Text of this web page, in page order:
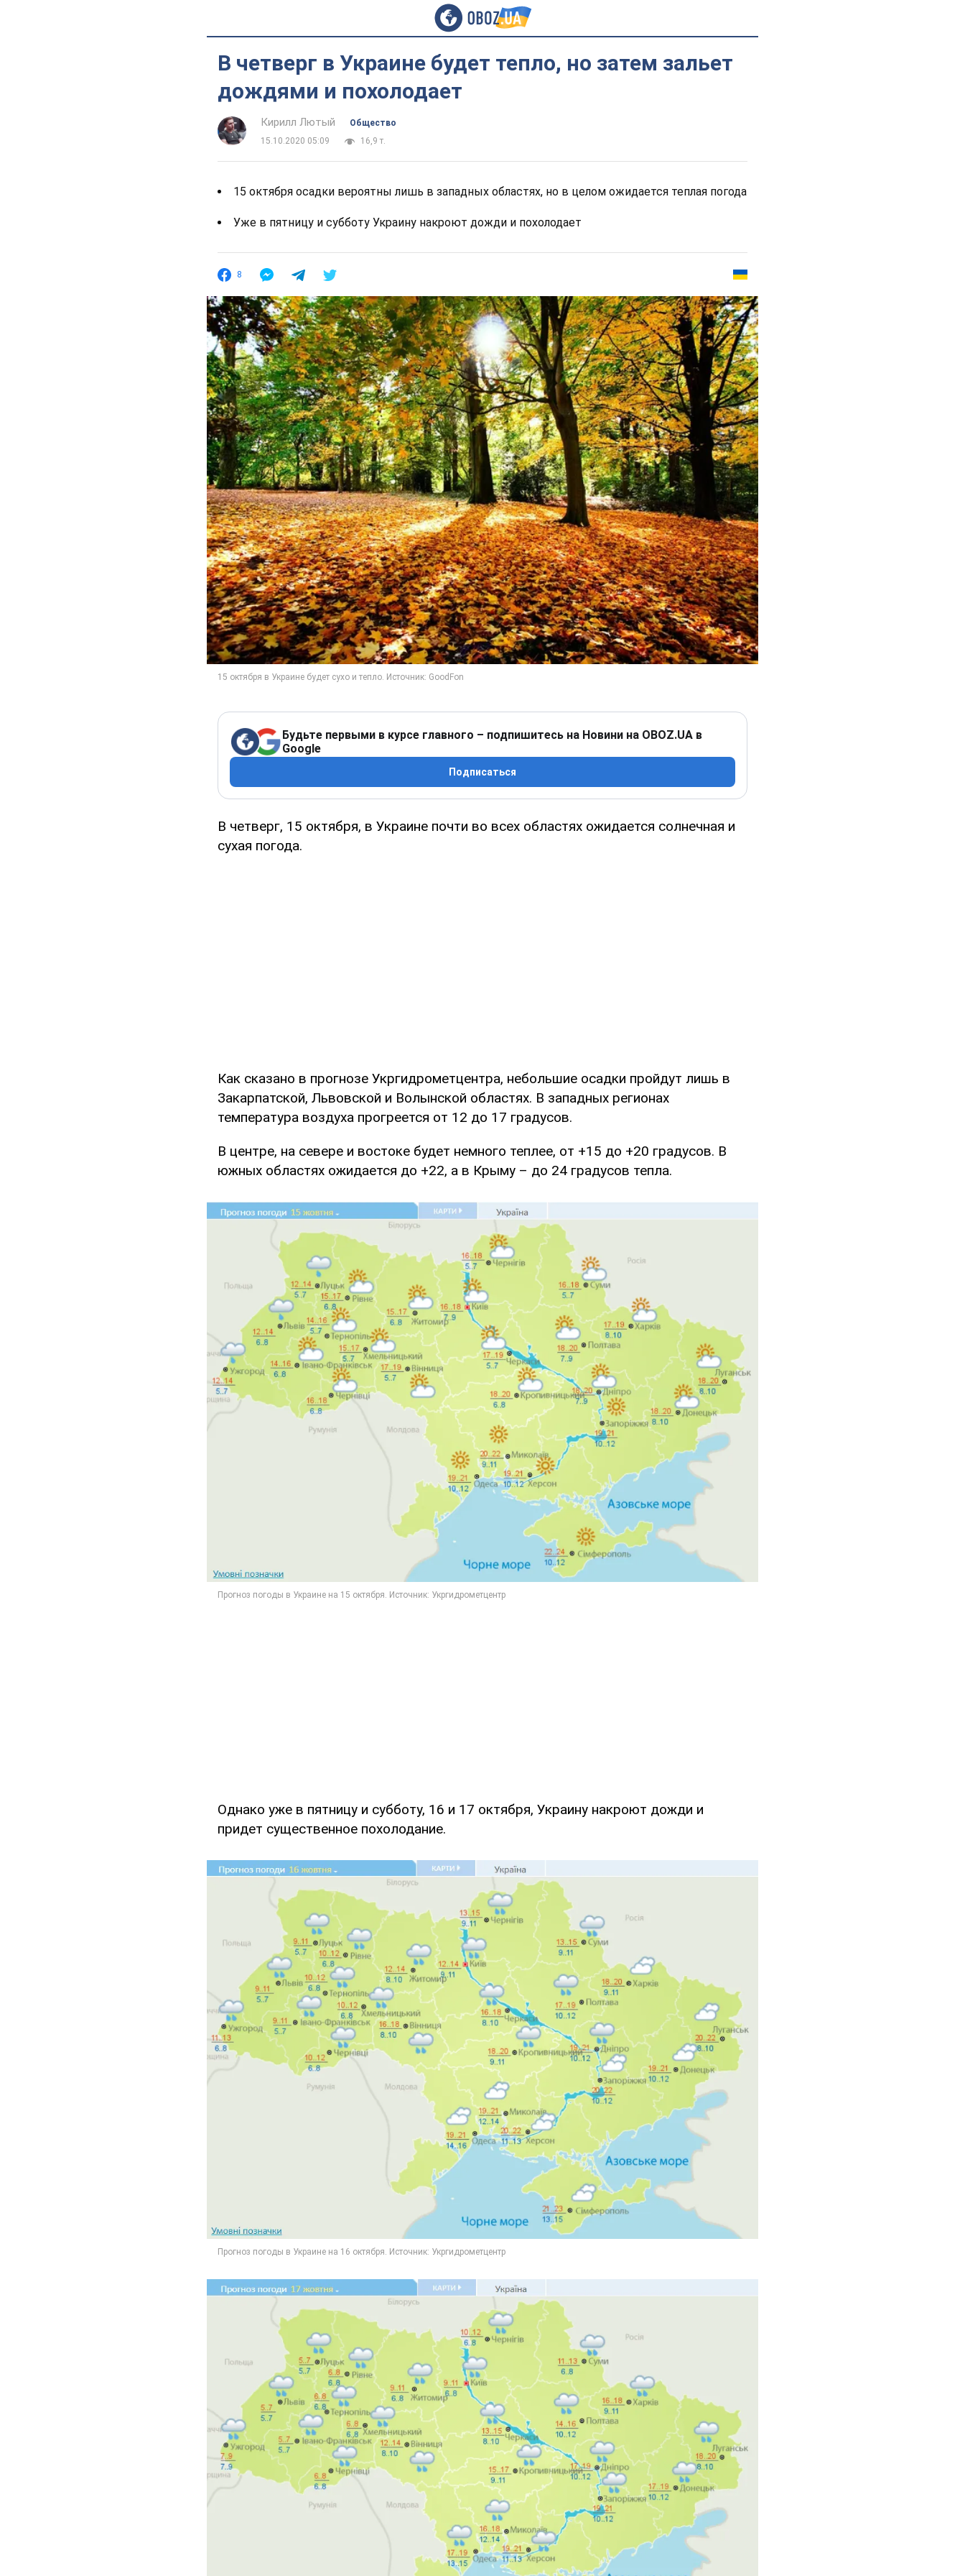
В четверг в Украине будет тепло, но затем зальет
дождями и похолодает
Кирилл Лютый
Общество
15.10.2020 05:09
16,9 т.
15 октября осадки вероятны лишь в западных областях, но в целом ожидается теплая погода
Уже в пятницу и субботу Украину накроют дожди и похолодает
8
Будьте первыми в курсе главного – подпишитесь на Новини на OBOZ.UA в
Google
Подписаться
В четверг, 15 октября, в Украине почти во всех областях ожидается солнечная и
сухая погода.
Как сказано в прогнозе Укргидрометцентра, небольшие осадки пройдут лишь в
Закарпатской, Львовской и Волынской областях. В западных регионах
температура воздуха прогреется от 12 до 17 градусов.
В центре, на севере и востоке будет немного теплее, от +15 до +20 градусов. В
южных областях ожидается до +22, а в Крыму – до 24 градусов тепла.
Однако уже в пятницу и субботу, 16 и 17 октября, Украину накроют дожди и
придет существенное похолодание.